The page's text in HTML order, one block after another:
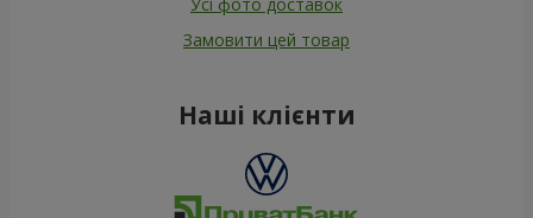
Усі фото доставок
Замовити цей товар
Наші клієнти